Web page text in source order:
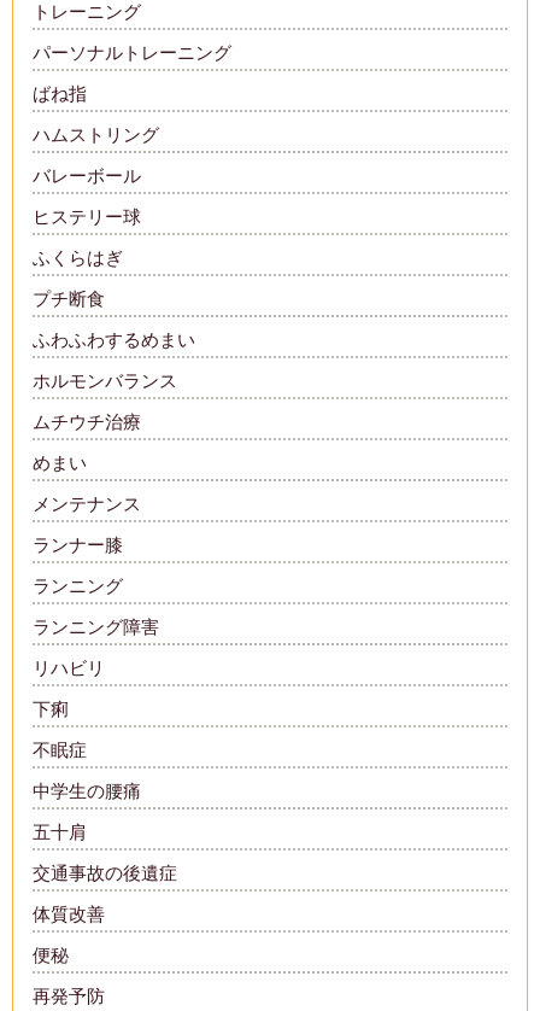
トレーニング
パーソナルトレーニング
ばね指
ハムストリング
バレーボール
ヒステリー球
ふくらはぎ
プチ断食
ふわふわするめまい
ホルモンバランス
ムチウチ治療
めまい
メンテナンス
ランナー膝
ランニング
ランニング障害
リハビリ
下痢
不眠症
中学生の腰痛
五十肩
交通事故の後遺症
体質改善
便秘
再発予防